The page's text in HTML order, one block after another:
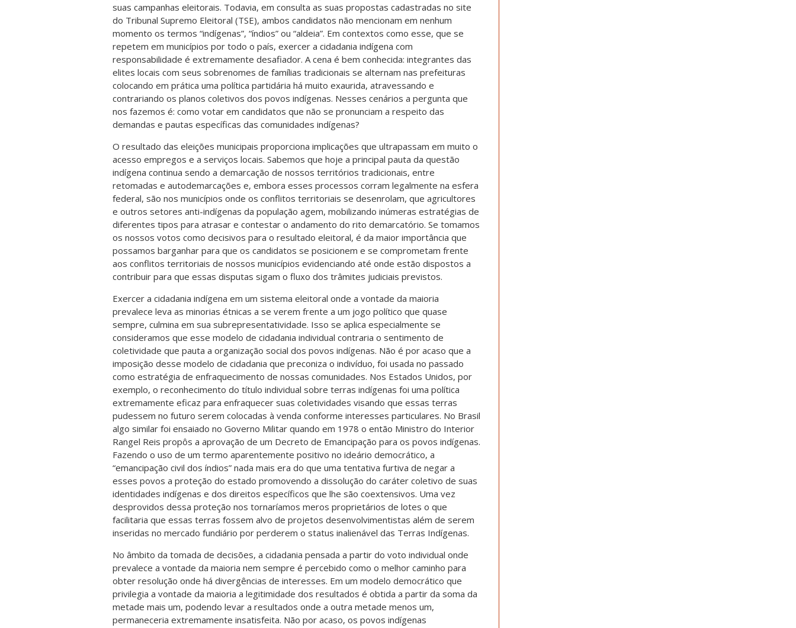
suas campanhas eleitorais. Todavia, em consulta as suas propostas cadastradas no site
do Tribunal Supremo Eleitoral (TSE), ambos candidatos não mencionam em nenhum
momento os termos “indígenas”, “índios” ou “aldeia”. Em contextos como esse, que se
repetem em municípios por todo o país, exercer a cidadania indígena com
responsabilidade é extremamente desafiador. A cena é bem conhecida: integrantes das
elites locais com seus sobrenomes de famílias tradicionais se alternam nas prefeituras
colocando em prática uma política partidária há muito exaurida, atravessando e
contrariando os planos coletivos dos povos indígenas. Nesses cenários a pergunta que
nos fazemos é: como votar em candidatos que não se pronunciam a respeito das
demandas e pautas específicas das comunidades indígenas?
O resultado das eleições municipais proporciona implicações que ultrapassam em muito o
acesso empregos e a serviços locais. Sabemos que hoje a principal pauta da questão
indígena continua sendo a demarcação de nossos territórios tradicionais, entre
retomadas e autodemarcações e, embora esses processos corram legalmente na esfera
federal, são nos municípios onde os conflitos territoriais se desenrolam, que agricultores
e outros setores anti-indígenas da população agem, mobilizando inúmeras estratégias de
diferentes tipos para atrasar e contestar o andamento do rito demarcatório. Se tomamos
os nossos votos como decisivos para o resultado eleitoral, é da maior importância que
possamos barganhar para que os candidatos se posicionem e se comprometam frente
aos conflitos territoriais de nossos municípios evidenciando até onde estão dispostos a
contribuir para que essas disputas sigam o fluxo dos trâmites judiciais previstos.
Exercer a cidadania indígena em um sistema eleitoral onde a vontade da maioria
prevalece leva as minorias étnicas a se verem frente a um jogo político que quase
sempre, culmina em sua subrepresentatividade. Isso se aplica especialmente se
consideramos que esse modelo de cidadania individual contraria o sentimento de
coletividade que pauta a organização social dos povos indígenas. Não é por acaso que a
imposição desse modelo de cidadania que preconiza o indivíduo, foi usada no passado
como estratégia de enfraquecimento de nossas comunidades. Nos Estados Unidos, por
exemplo, o reconhecimento do título individual sobre terras indígenas foi uma política
extremamente eficaz para enfraquecer suas coletividades visando que essas terras
pudessem no futuro serem colocadas à venda conforme interesses particulares. No Brasil
algo similar foi ensaiado no Governo Militar quando em 1978 o então Ministro do Interior
Rangel Reis propôs a aprovação de um Decreto de Emancipação para os povos indígenas.
Fazendo o uso de um termo aparentemente positivo no ideário democrático, a
“emancipação civil dos índios” nada mais era do que uma tentativa furtiva de negar a
esses povos a proteção do estado promovendo a dissolução do caráter coletivo de suas
identidades indígenas e dos direitos específicos que lhe são coextensivos. Uma vez
desprovidos dessa proteção nos tornaríamos meros proprietários de lotes o que
facilitaria que essas terras fossem alvo de projetos desenvolvimentistas além de serem
inseridas no mercado fundiário por perderem o status inalienável das Terras Indígenas.
No âmbito da tomada de decisões, a cidadania pensada a partir do voto individual onde
prevalece a vontade da maioria nem sempre é percebido como o melhor caminho para
obter resolução onde há divergências de interesses. Em um modelo democrático que
privilegia a vontade da maioria a legitimidade dos resultados é obtida a partir da soma da
metade mais um, podendo levar a resultados onde a outra metade menos um,
permaneceria extremamente insatisfeita. Não por acaso, os povos indígenas